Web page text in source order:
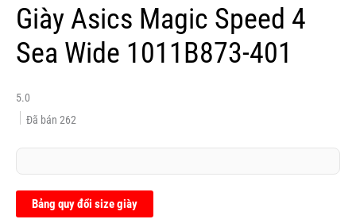
Giày Asics Magic Speed 4
Sea Wide 1011B873-401
5.0
Đã bán 262
Bảng quy đổi size giày